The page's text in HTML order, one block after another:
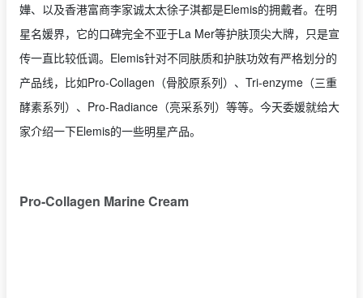
嬅、以及香港富商李家诚太太徐子淇都是Elemis的拥戴者。在明
星名媛界，它的口碑完全不亚于La Mer等护肤顶尖大牌，只是宣
传一直比较低调。Elemis针对不同肤质和护肤功效有严格划分的
产品线，比如Pro-Collagen（骨胶原系列）、Tri-enzyme（三重
酵素系列）、Pro-Radiance（亮采系列）等等。今天委媛就给大
家介绍一下Elemis的一些明星产品。
Pro-Collagen Marine Cream